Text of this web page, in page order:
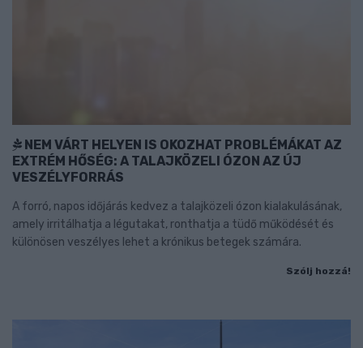
NEM VÁRT HELYEN IS OKOZHAT PROBLÉMÁKAT AZ
EXTRÉM HŐSÉG: A TALAJKÖZELI ÓZON AZ ÚJ
VESZÉLYFORRÁS
A forró, napos időjárás kedvez a talajközeli ózon kialakulásának,
amely irritálhatja a légutakat, ronthatja a tüdő működését és
különösen veszélyes lehet a krónikus betegek számára.
Szólj hozzá!